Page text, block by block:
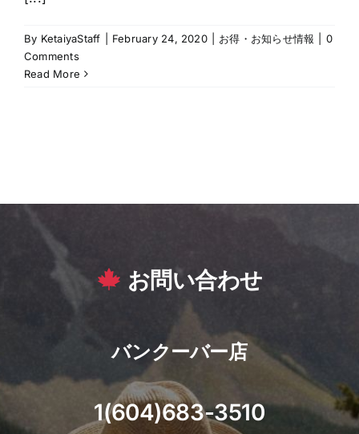
By KetaiyaStaff February 24, 2020 お得・お知らせ情報
0
Comments
Read More
お問い合わせ
バンクーバー店
1(604)683-3510